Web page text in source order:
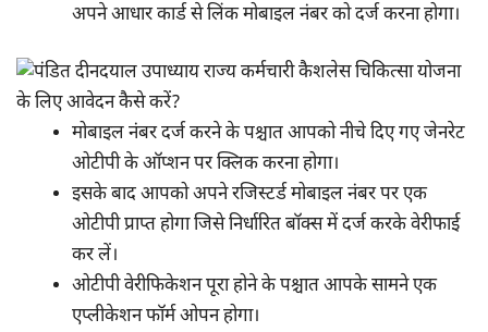
अपने आधार कार्ड से लिंक मोबाइल नंबर को दर्ज करना होगा।
मोबाइल नंबर दर्ज करने के पश्चात आपको नीचे दिए गए जेनरेट
ओटीपी के ऑप्शन पर क्लिक करना होगा।
इसके बाद आपको अपने रजिस्टर्ड मोबाइल नंबर पर एक
ओटीपी प्राप्त होगा जिसे निर्धारित बॉक्स में दर्ज करके वेरीफाई
कर लें।
ओटीपी वेरीफिकेशन पूरा होने के पश्चात आपके सामने एक
एप्लीकेशन फॉर्म ओपन होगा।